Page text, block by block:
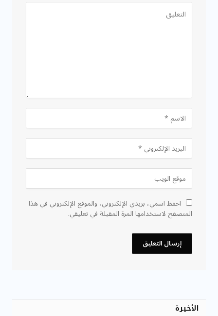
احفظ اسمي، بريدي الإلكتروني، والموقع الإلكتروني في هذا
المتصفح لاستخدامها المرة المقبلة في تعليقي.
الأخيرة